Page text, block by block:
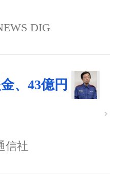
DIG
、43億円
信社